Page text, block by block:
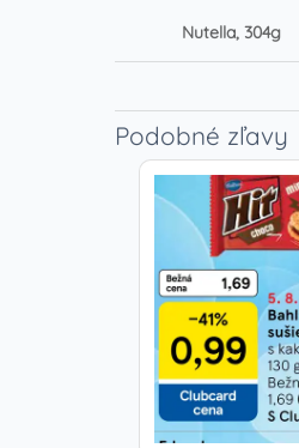
Nutella, 304g
Podobné zľavy